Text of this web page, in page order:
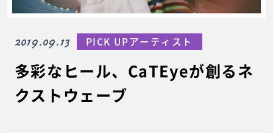
多彩なヒール、CaTEyeが創るネ
クストウェーブ
2019.09.13 PICK UPアーティスト